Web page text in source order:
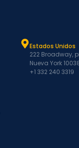
Estados Unidos
222 Broadway,
Nueva York
+1 332 240 3319